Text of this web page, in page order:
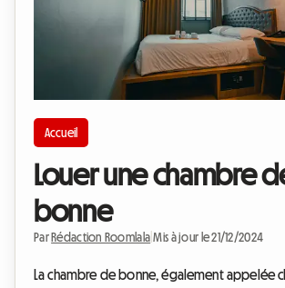
Accueil
Louer une chambre
bonne
Par Rédaction Roomlala |Mis à jour le 21/12/2024
La chambre de bonne, également appelée